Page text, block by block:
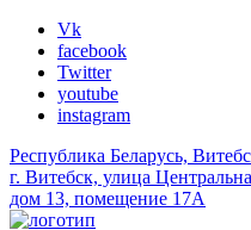
Vk
facebook
Twitter
youtube
instagram
Республика Беларусь,
г. Витебск, улица
дом 13, помещение 17А